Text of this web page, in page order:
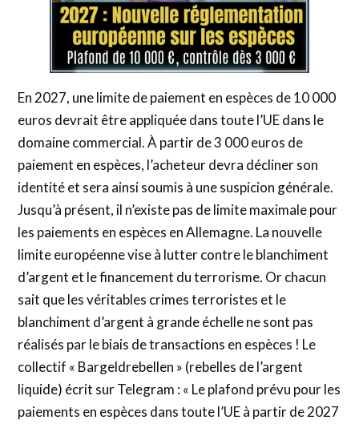
En 2027, une limite de paiement en espèces de 10 000
euros devrait être appliquée dans toute l’UE dans le
domaine commercial. À partir de 3 000 euros de
paiement en espèces, l’acheteur devra décliner son
identité et sera ainsi soumis à une suspicion générale.
Jusqu’à présent, il n’existe pas de limite maximale pour
les paiements en espèces en Allemagne. La nouvelle
limite européenne vise à lutter contre le blanchiment
d’argent et le financement du terrorisme. Or chacun
sait que les véritables crimes terroristes et le
blanchiment d’argent à grande échelle ne sont pas
réalisés par le biais de transactions en espèces ! Le
collectif « Bargeldrebellen » (rebelles de l’argent
liquide) écrit sur Telegram : « Le plafond prévu pour les
paiements en espèces dans toute l’UE à partir de 2027